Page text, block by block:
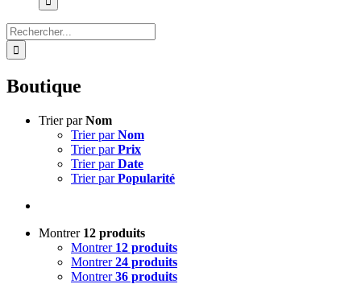
Rechercher:
Boutique
Trier parNom
Trier parNom
Trier parPrix
Trier parDate
Trier parPopularité
Montrer 12 produits
Montrer 12 produits
Montrer24 produits
Montrer36 produits